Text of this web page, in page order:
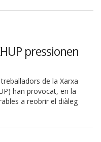
pressionen
de la Xarxa
han provocat, en la
a reobrir el diàleg